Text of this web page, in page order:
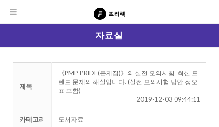
자료실
제목
《PMP PRIDE(문제집)》의 실전 모의시험, 최신 트
렌드 문제의 해설입니다. (실전 모의시험 답안 정오
표 포함)
2019-12-03 09:44:11
카테고리 도서자료